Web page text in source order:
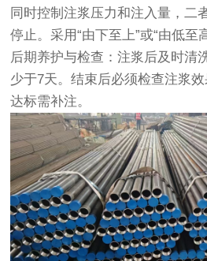
同时控制注浆压力和注入量，二
停止。采用“由下至上”或“由低至
后期养护与检查：注浆后及时清
少于7天。结束后必须检查注浆
达标需补注。